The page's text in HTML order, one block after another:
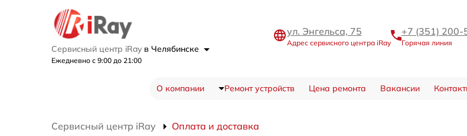
Сервисный центр iRay в Челябинске
Ежедневно с 9:00 до 21:00
ул. Энгельса, 75
Адрес сервисного центра iRay
+7 (351) 200-
Горячая линия
О компании Ремонт устройств Цена ремонта Вакансии
Сервисный центр iRay Оплата и доставка